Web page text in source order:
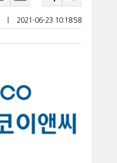
2021-06-23 10:18:58